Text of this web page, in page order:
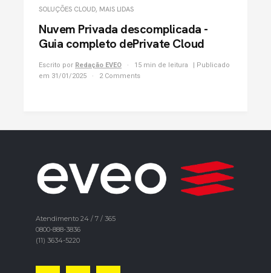
SOLUÇÕES CLOUD, MAIS LIDAS
Nuvem Privada descomplicada -
Guia completo dePrivate Cloud
Escrito por Redação EVEO 15 min de leitura
| Publicado
em 31/01/2025
2 Comments
Atendimento 24 / 7 / 365
0800-888-3836
(11) 3634-5220